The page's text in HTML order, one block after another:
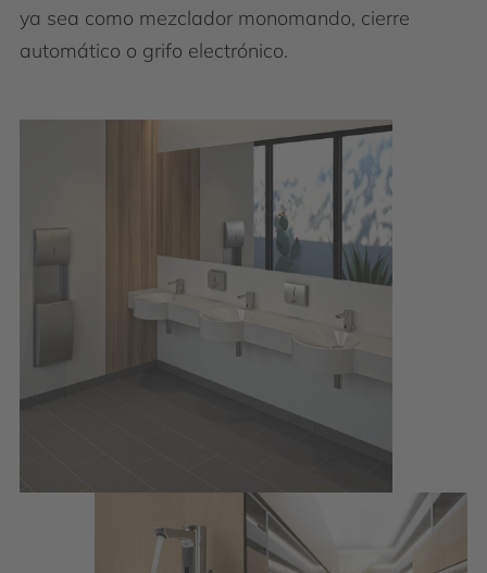
ya sea como mezclador monomando, cierre
automático o grifo electrónico.